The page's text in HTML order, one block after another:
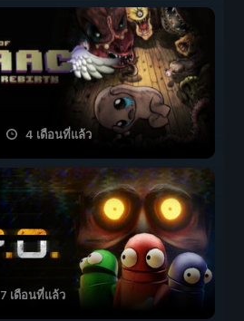
4 เดือนที่แล้ว
7 เดือนที่แล้ว